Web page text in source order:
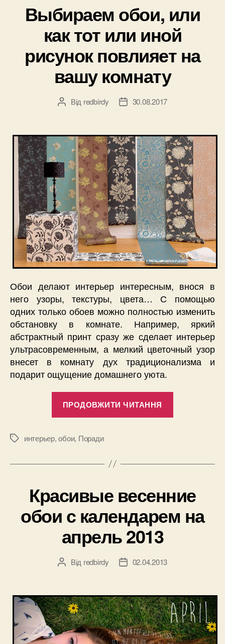
Выбираем обои, или
как тот или иной
рисунок повлияет на
вашу комнату
Автор
Від redbirdy
Дата30.08.2017
Обои делают интерьер интересным, внося в
него узоры, текстуры, цвета… С помощью
одних только обоев можно полностью изменить
обстановку в комнате. Например, яркий
абстрактный принт сразу же сделает интерьер
ультрасовременным, а мелкий цветочный узор
внесет в комнату дух традиционализма и
подарит ощущение домашнего уюта.
ПРОДОВЖИТИ ЧИТАННЯ
или
рисунок
повлияет
на
Позначки
интерьер,обои, Поради
Красивые весенние
обои с календарем на
апрель 2013
Автор
Від redbirdy
Дата02.04.2013